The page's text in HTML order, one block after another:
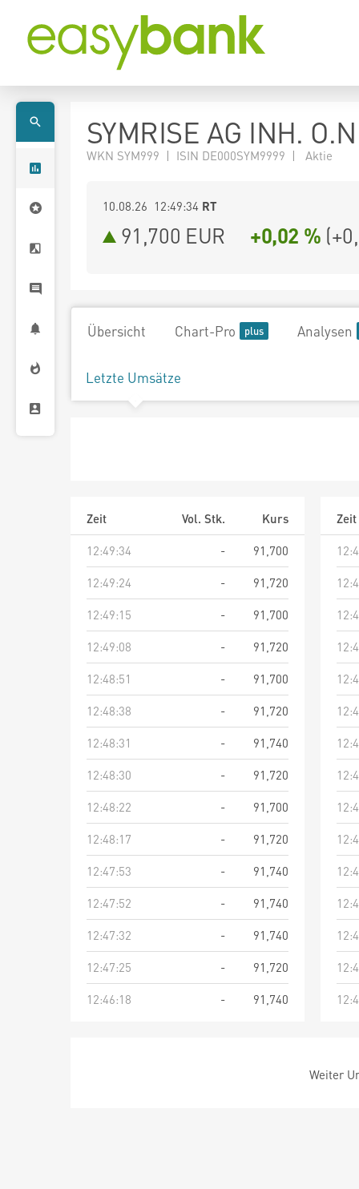
SYMRISE AG INH.
WKN SYM999 | ISIN DE000SYM9999 | Aktie
10.08.26 12:49:34 RT
91,700 EUR +0,02 % (
Übersicht Chart-Pro Analysen
Letzte Umsätze
Zeit Vol. Stk.
Kurs
12:49:34
-
91,700
12:49:24
-
91,720
12:49:15
-
91,700
12:49:08
-
91,720
12:48:51
-
91,700
12:48:38
-
91,720
12:48:31
-
91,740
12:48:30
-
91,720
12:48:22
-
91,700
12:48:17
-
91,720
12:47:53
-
91,740
12:47:52
-
91,740
12:47:32
-
91,740
12:47:25
-
91,720
12:46:18
- 91,740
Zeit
Weiter